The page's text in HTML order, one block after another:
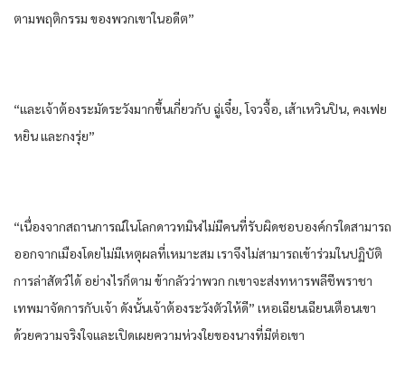
ตาม​พฤติกรรม​ ของ​พวกเขา​ใน​อดีต​”
“และ​เจ้าต้อง​ระมัดระวัง​มากขึ้น​เกี่ยวกับ​ ฉู่เจี๋ย,​ โจว​จื้อ,​ เส้าเห​วิน​ปิน,​ คง​เฟย​
หยิน​ และ​กง​รุ่ย​”
“เนื่องจาก​สถานการณ์​ใน​โลก​ดาว​ทมิฬ​ไม่มีคน​ที่​รับผิดชอบ​องค์กร​ใด​สามารถ​
ออกจาก​เมือง​โดย​ไม่มีเหตุผล​ที่​เหมาะสม​ เรา​จึงไม่สามารถ​เข้า​ร่วมใน​ปฏิบัติ​
การล่าสัตว์​ได้​ อย่างไรก็ตาม​ ข้า​กลัว​ว่า​พวก กเขา​จะส่งทหาร​พลีชีพ​ราชา​
เทพ​มาจัดการ​กับ​เจ้า ดังนั้น​เจ้าต้อง​ระวังตัว​ให้​ดี​” เห​อเฉียนเฉียน​เตือน​เขา​
ด้วย​ความจริงใจ​และ​เปิดเผย​ความห่วงใย​ของ​นาง​ที่​มีต่อ​เขา​